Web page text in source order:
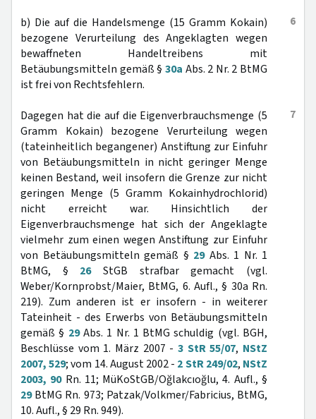
6
b) Die auf die Handelsmenge (15 Gramm Kokain)
bezogene Verurteilung des Angeklagten wegen
bewaffneten Handeltreibens mit
Betäubungsmitteln gemäß § 30a Abs. 2 Nr. 2 BtMG
ist frei von Rechtsfehlern.
7
Dagegen hat die auf die Eigenverbrauchsmenge (5
Gramm Kokain) bezogene Verurteilung wegen
(tateinheitlich begangener) Anstiftung zur Einfuhr
von Betäubungsmitteln in nicht geringer Menge
keinen Bestand, weil insofern die Grenze zur nicht
geringen Menge (5 Gramm Kokainhydrochlorid)
nicht erreicht war. Hinsichtlich der
Eigenverbrauchsmenge hat sich der Angeklagte
vielmehr zum einen wegen Anstiftung zur Einfuhr
von Betäubungsmitteln gemäß § 29Abs. 1 Nr. 1
BtMG, § 26StGB strafbar gemacht (vgl.
Weber/Kornprobst/Maier, BtMG, 6. Aufl., § 30a Rn.
219). Zum anderen ist er insofern - in weiterer
Tateinheit - des Erwerbs von Betäubungsmitteln
gemäß § 29Abs. 1 Nr. 1 BtMG schuldig (vgl. BGH,
Beschlüsse vom 1. März 2007 - 3 StR 55/07, NStZ
2007, 529; vom 14. August 2002 - 2 StR 249/02, NStZ
2003, 90Rn. 11; MüKoStGB/Oğlakcıoğlu, 4. Aufl., §
29BtMG Rn. 973; Patzak/Volkmer/Fabricius, BtMG,
10. Aufl., § 29 Rn. 949).